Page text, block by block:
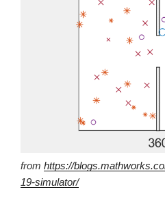
from https://
19-simulator/